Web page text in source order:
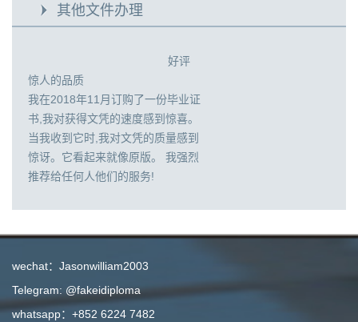
其他文件办理
好评
惊人的品质
我在2018年11月订购了一份毕业证
书,我对获得文凭的速度感到惊喜。
当我收到它时,我对文凭的质量感到
惊讶。它看起来就像原版。 我强烈
推荐给任何人他们的服务!
wechat：Jasonwilliam2003
Telegram: @fakeidiploma
whatsapp：+852 6224 7482